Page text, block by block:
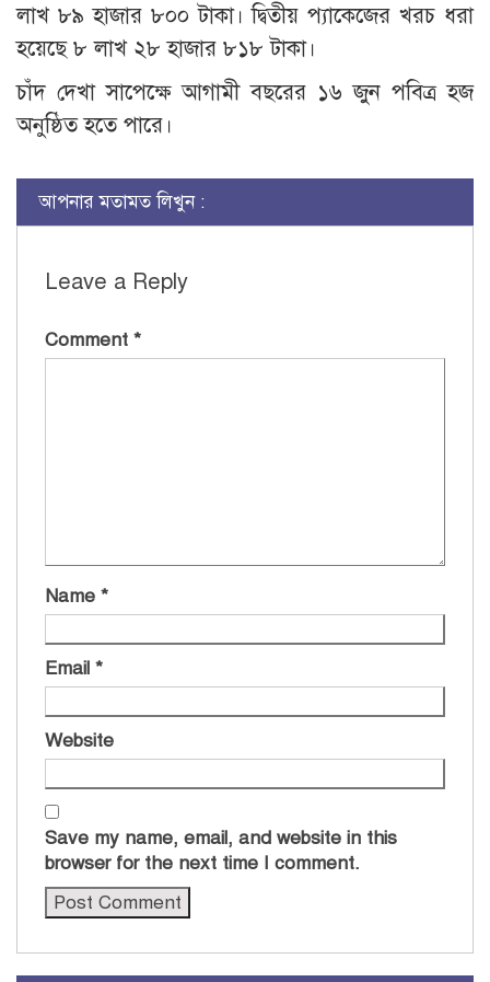
লাখ ৮৯ হাজার ৮০০ টাকা। দ্বিতীয় প্যাকেজের খরচ ধরা
হয়েছে ৮ লাখ ২৮ হাজার ৮১৮ টাকা।
চাঁদ দেখা সাপেক্ষে আগামী বছরের ১৬ জুন পবিত্র হজ
অনুষ্ঠিত হতে পারে।
আপনার মতামত লিখুন :
Leave a Reply
Comment *
Name *
Email *
Website
Save my name, email, and website in this
browser for the next time I comment.